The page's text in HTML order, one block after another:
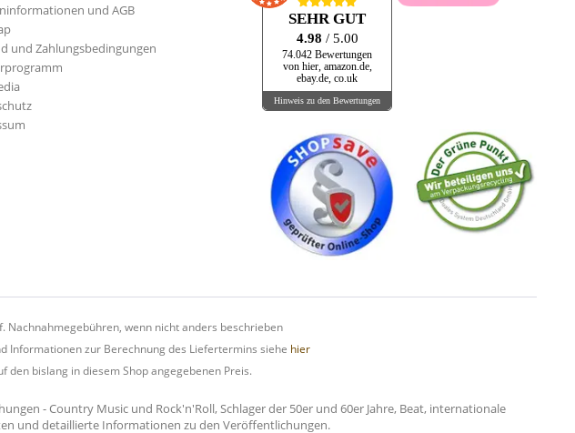
und AGB
und Zahlungsbedingungen
SEHR GUT
4.98 / 5.00
74.042 Bewertungen
von hier, amazon.de,
ebay.de, co.uk
Hinweis zu den Bewertungen
Nachnahmegebühren, wenn nicht anders beschrieben
Informationen zur Berechnung des Liefertermins siehe hier
den bislang in diesem Shop angegebenen Preis.
- Country Music und Rock'n'Roll, Schlager der 50er und 60er Jahre, Beat, internationale
und detaillierte Informationen zu den Veröffentlichungen.